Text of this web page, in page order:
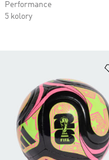
Performance
5 kolory